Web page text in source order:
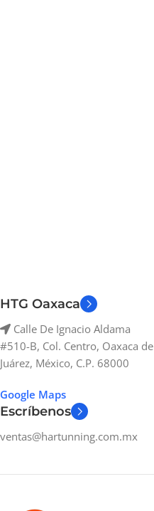
HTG Oaxaca
Calle De Ignacio Aldama
#510-B, Col. Centro, Oaxaca de
Juárez, México, C.P. 68000
Google Maps
Escríbenos
ventas@hartunning.com.mx